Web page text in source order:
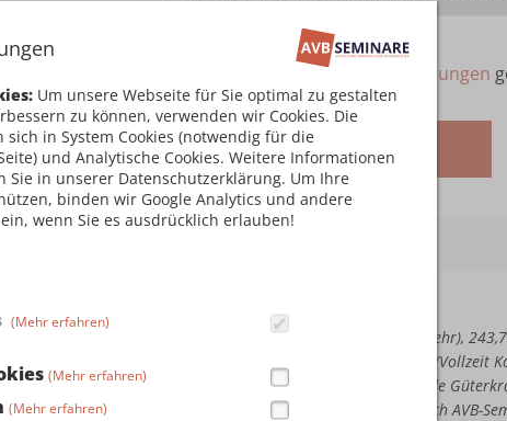
Um unsere Webseite für Sie optimal zu gestalten
zu können, verwenden wir Cookies. Die
sich in System Cookies (notwendig für die
und Analytische Cookies. Weitere Informationen
Sie in unserer Datenschutzerklärung. Um Ihre
binden wir Google Analytics und andere
wenn Sie es ausdrücklich erlauben!
(Mehr erfahren)
(Mehr erfahren)
(Mehr erfahren)
Teilnahmebedingungen
damit einverstanden
Kostenpflichtig anmelden
in Höhe von 243,75 € (Vollzeit Fachkunde Güterkraftverkehr),
Güterkraftverkehr & Taxi-/Mietwagenverkehr), 351,25 € (Vollzeit
Mietwagenverkehr) sowie 386,25 € (Vollzeit Kombi-Fachkunde
mit vollständiger Anwesenheit geschult durch AVB-